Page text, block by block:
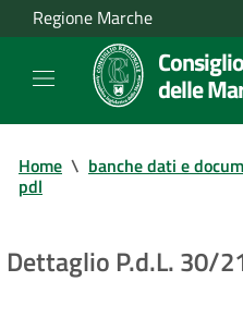
Regione Marche
delle
Home \ banche dati e
pdl
Dettaglio P.d.L. 30/